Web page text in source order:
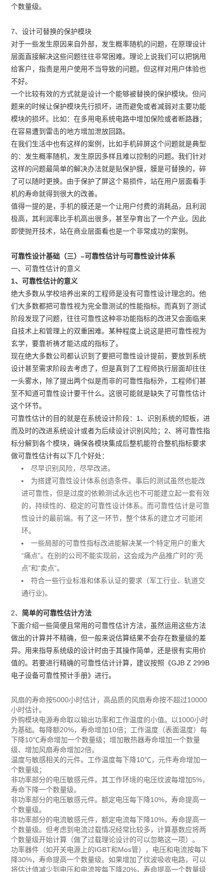
个数量级。
7、设计可替换的保护模块
对于一些发生原因来自外部，发生概率随机的问题，在原理设计
层面直接解决这些问题往往非常困难。理论上说我们可以把锅甩
给客户，指责是用户使用不当导致的问题。但这样对用户体验也
不好。
一个比较有效的方式就是设计一个能够被替换的保护模块。但问
题来的时候让保护模块先行损坏，进而避免或者减弱对主要功能
模块的损坏。比如：在多用电系统电路中增加保险或者断路器；
在容易遭到雷击的地方增加泄放回路。
在我们生活中也有这样的案例，比如手机碎屏这个问题就是典型
的：发生概率随机，发生原因多样且难以控制的问题。我们针对
这样的问题最简单的解决办法就是贴保护膜，膜是可替换的，碎
了可以随时更换。由于保护了屏这个易损件，站在用户层面看手
机的寿命就得到很大的改善。
值得一提的是，手机的膜还是一个让用户付费的消耗品，且利润
极高，其利润率比手机高出很多，甚至孕育出了一个产业。因此
即使抛开技术，站在商业层面看也是一个非常成功的案例。
可靠性设计基础（三）–可靠性估计与可靠性设计体系
一、可靠性估计的意义
1、可靠性估计的意义
绝大多数从学校培养出来的工程师是没有可靠性设计理念的。他
们大多数都把可靠性视为完全靠测试的性能指标。而真到了测试
阶段发现了问题，往往可靠性这种非功能指标的改进又会面临来
自技术上和管理上的双重困难。某种程度上说这是把可靠性视为
玄学，要靠祈祷才能达成的指标了。
现在绝大多数公司都认识到了要把可靠性设计提前，要放到系统
设计甚至需求阶段去考虑了，但是真到了工程师执行层面却往往
一头雾水，除了提出两个似是而非的可靠性指标外，工程师们甚
至不知道可靠性设计要干什么。这很可能就是缺失了可靠性估计
这个环节。
可靠性估计的目的就是在系统设计阶段：1、识别系统的短板，进
而及时的改进系统设计或者为后续设计识别风险；2、将可靠性指
标分解到各个模块，确保各模块集成后整机能符合整机指标要求
做可靠性估计有以下几个好处：
尽早识别风险，尽早改进。
为搭建可靠性设计体系创造条件。事后的测试虽然也能改
进可靠性，但是过度的依赖测试永远也不可能建立起一套有效
的，持续性的、稳定的可靠性设计体系。而可靠性估计是可靠
性设计的最前端。有了这一环节，整个体系的建立才可能闭
环。
一些局部的可靠性指标改进能解决某一个特定用户的重大
“痛点”。在别的公司不能实现前，这会成为产品推广时的“亮
点”和“卖点”。
符合一些行业标准和体系认证的要求（军工行业、轨道交
通行业)。
2、简单的可靠性估计方法
下面介绍一些简便且常用的可靠性估计方法，虽然运用这些方法
做出的计算并不精确，但一般来说估算结果不会存在数量级的差
异。用来指导系统级的设计时由于其操作简单，还是很有实用价
值的。若要进行精确的可靠性估计计算，建议按照《GJB Z 299B
电子设备可靠性预计手册》进行。
风扇的寿命按5000小时估计，高品质的风扇寿命按不超过10000
小时估计。
外购模块电源寿命取以输出功率和工作温度的小值。以1000小时
为基础。每降额20%，寿命增加10倍；工作温度（表面温度）每
下降10℃寿命增加一个数量级；增加散热器寿命增加一个数量
级、增加风扇寿命增加2倍。
温度与敏感相关的元件。工作温度每下降10℃，元件寿命增加一
个数量级；
非功率部分的电压敏感元件。其工作环境的电压纹波每增加5%，
寿命下降一个数量级。
非功率部分的电压敏感元件。额定电压每下降10%，寿命提高一
个数量级。
非功率部分的电流敏感元件，额定电流每下降10%，寿命提高一
个数量级。但考虑到电流过载情况经常比较多，计算基数应将两
个数量级开始计算（做了过载理论设计的可以忽略这一项）。
功率器件（如开关电源上的IGBT和Mos管），电压和电流按每下
降30%，寿命提高一个数量级。如果增加了纹波吸收电路，可以
将估计值减少到电压和电流按每下降20%，寿命提高一个数量级